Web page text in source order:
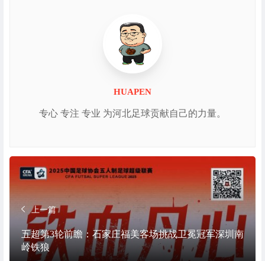
HUAPEN
专心 专注 专业 为河北足球贡献自己的力量。
上一篇
五超第3轮前瞻：石家庄福美客场挑战卫冕冠军深圳南
岭铁狼